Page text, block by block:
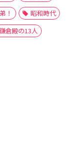
！
昭和時代
倉殿の13人